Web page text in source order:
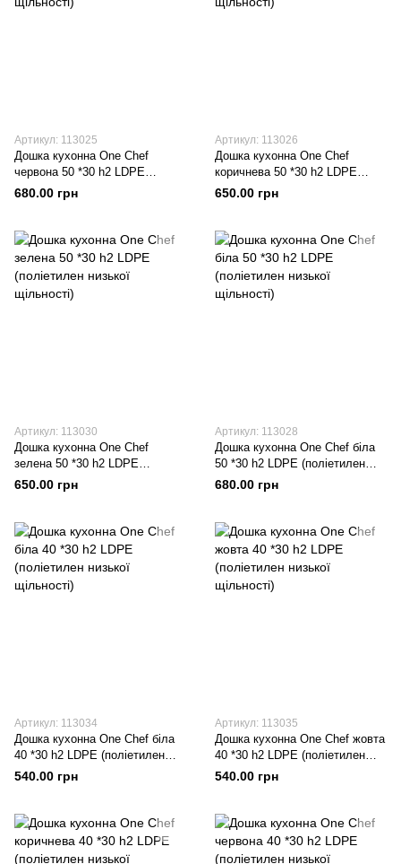
Артикул: 113025
Дошка кухонна One Chef
червона 50 *30 h2 LDPE
(поліетилен низької щільності)
680.00 грн
Артикул: 113026
Дошка кухонна One Chef
коричнева 50 *30 h2 LDPE
(поліетилен низької щільності)
650.00 грн
Артикул: 113030
Дошка кухонна One Chef
зелена 50 *30 h2 LDPE
(поліетилен низької щільності)
650.00 грн
Артикул: 113028
Дошка кухонна One Chef біла
50 *30 h2 LDPE (поліетилен
низької щільності)
680.00 грн
Артикул: 113034
Дошка кухонна One Chef біла
40 *30 h2 LDPE (поліетилен
низької щільності)
540.00 грн
Артикул: 113035
Дошка кухонна One Chef жовта
40 *30 h2 LDPE (поліетилен
низької щільності)
540.00 грн